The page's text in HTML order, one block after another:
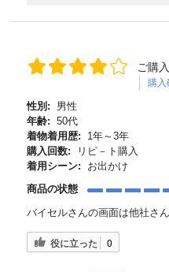
ご購
購入
性別:
男性
年齢: 50代
着物着用歴:
1年～3年
購入回数:
リピ－ト購入
着用シーン:
お出かけ
商品の状態
バイセルさんの画面は他社さ
役に立った 0